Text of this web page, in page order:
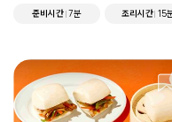
준비시간 7분 조리시간 15